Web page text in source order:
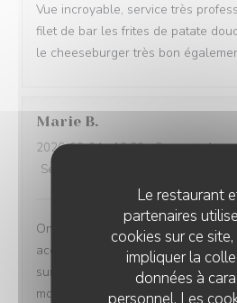
Le restaurant
partenaires
cookies sur ce
impliquer la
données à
personnel. Les
Vue incroyable, service très
filet de bar les frites de patate
le cheeseburger très bon
Marie B
2026-08-04- 12:30 - Couverts 4
Service
On ne sait plus … si c est la vue
accompagne les plats ou si ce
sur la vue imprenable!!!!! Le tout à
modération .